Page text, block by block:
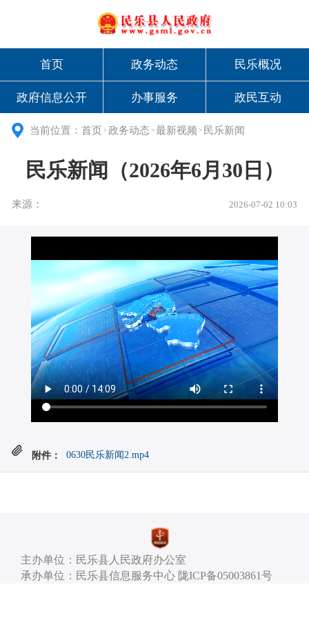
首页 政务动态 民乐概况
政府信息公开 办事服务 政民互动
当前位置：首页 > 政务动态 >最新视频 > 民乐新闻
民乐新闻（2026年6月30日）
来源： 2026-07-02 10:03
附件： 0630民乐新闻2.mp4
主办单位：民乐县人民政府办公室
承办单位：民乐县信息服务中心 陇ICP备05003861号